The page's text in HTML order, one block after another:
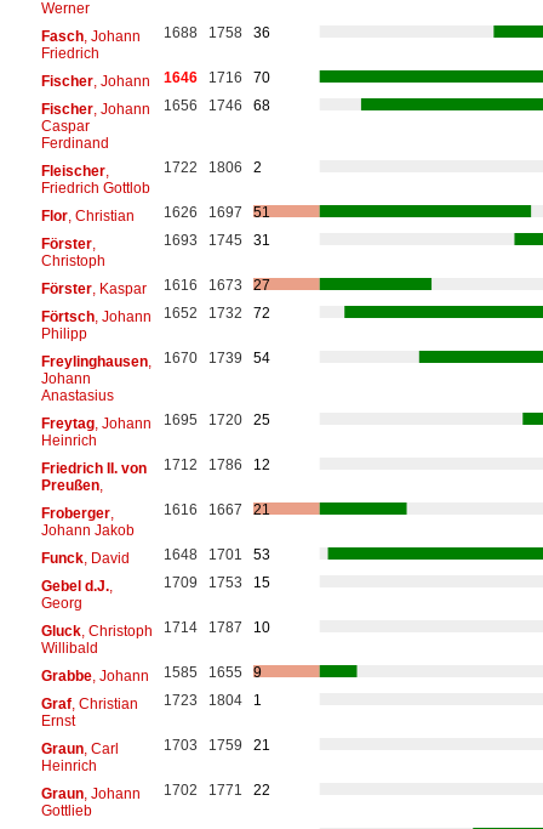
Werner
Fasch, Johann
Friedrich
1688 1758 36
Fischer, Johann 1646 1716
70
Fischer, Johann
Caspar
Ferdinand
1656 1746 68
Fleischer,
Friedrich Gottlob
1722 1806 2
Flor, Christian 1626 1697
51
Förster,
Christoph
1693 1745 31
Förster, Kaspar 1616 1673
27
Förtsch, Johann
Philipp
1652 1732 72
Freylinghausen,
Johann
Anastasius
1670 1739 54
Freytag, Johann
Heinrich
1695 1720 25
Friedrich II. von
Preußen,
1712 1786 12
Froberger,
Johann Jakob
1616 1667 21
Funck, David 1648 1701
53
Gebel d.J.,
Georg
1709 1753 15
Gluck, Christoph
Willibald
1714 1787 10
Grabbe, Johann 1585 1655
9
Graf, Christian
Ernst
1723 1804 1
Graun, Carl
Heinrich
1703 1759 21
Graun, Johann
Gottlieb
1702 1771 22